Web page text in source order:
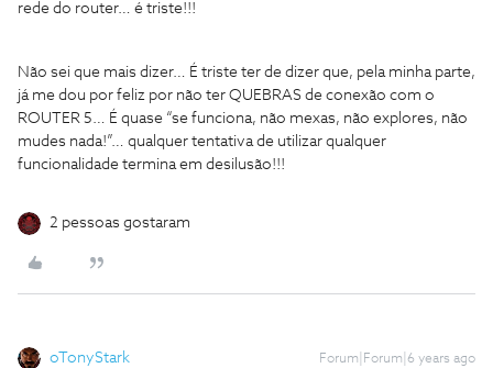
rede do router… é triste!!!
Não sei que mais dizer… É triste ter de dizer que, pela minha parte,
já me dou por feliz por não ter QUEBRAS de conexão com o
ROUTER 5… É quase “se funciona, não mexas, não explores, não
mudes nada!”… qualquer tentativa de utilizar qualquer
funcionalidade termina em desilusão!!!
2 pessoas gostaram
oTonyStark Forum|Forum|6 years ago